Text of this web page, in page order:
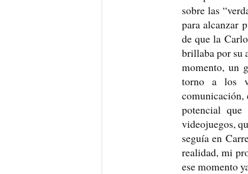
sobre las
para alcanzar
de que la
brillaba por su
momento, un
torno a los
comunicación,
potencial que
videojuegos,
seguía en
realidad, mi
ese momento